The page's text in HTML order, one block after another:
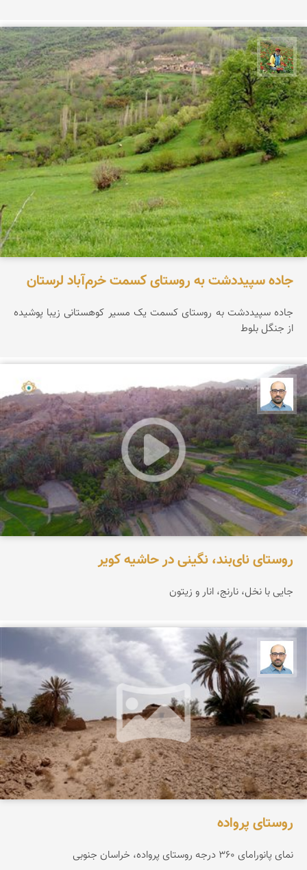
اسفندیار خدایی
جاده سپیددشت به روستای کسمت خرم‌آباد لرستان
جاده سپیددشت به روستای کسمت یک مسیر کوهستانی زیبا پوشیده
از جنگل بلوط
بابک ارجمندی
روستای نای‌بند، نگینی در حاشیه کویر
جایی با نخل، نارنج، انار و زیتون
بابک ارجمندی
روستای پرواده
نمای پانورامای ۳۶۰ درجه روستای پرواده، خراسان جنوبی